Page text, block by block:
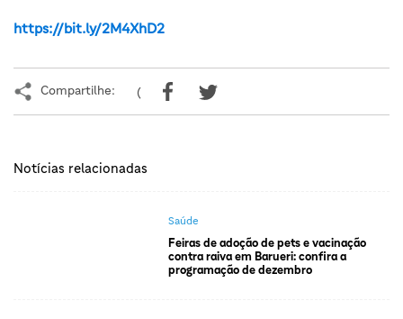
https://bit.ly/2M4XhD2
Compartilhe: (
Notícias relacionadas
Saúde
Feiras de adoção de pets e vacinação
contra raiva em Barueri: confira a
programação de dezembro